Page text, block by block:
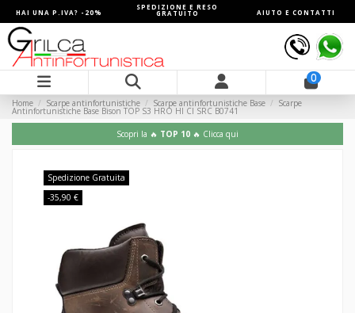
HAI UNA P.IVA? -20%
SPEDIZIONE E RESO
GRATUITO AIUTO E CONTATTI
0
Home Scarpe antinfortunistiche Scarpe antinfortunistiche Base Scarpe
Antinfortunistiche Base Bison TOP S3 HRO HI CI SRC B0741
Scopri la 🔥 TOP 10 🔥 Clicca qui
Spedizione Gratuita
-35,90 €